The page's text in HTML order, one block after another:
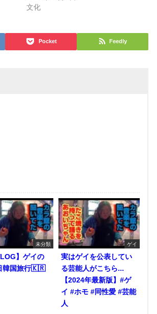
文化
Pocket Feedly
未分類
】ゲイの
韓国旅行🇰🇷
ゲイ
実はゲイを公表してい
る芸能人がこちら...
【2024年最新版】#ゲ
イ #ホモ #同性愛 #芸能
人